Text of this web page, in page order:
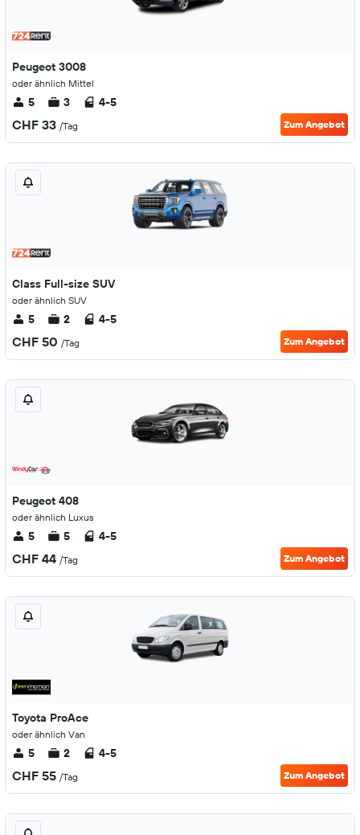
Peugeot 3008
oder ähnlich Mittel
5 3 4-5
CHF 33 /Tag Zum Angebot
Class Full-size SUV
oder ähnlich SUV
5 2 4-5
CHF 50 /Tag Zum Angebot
Peugeot 408
oder ähnlich Luxus
5 5 4-5
CHF 44 /Tag Zum Angebot
Toyota ProAce
oder ähnlich Van
5 2 4-5
CHF 55 /Tag Zum Angebot